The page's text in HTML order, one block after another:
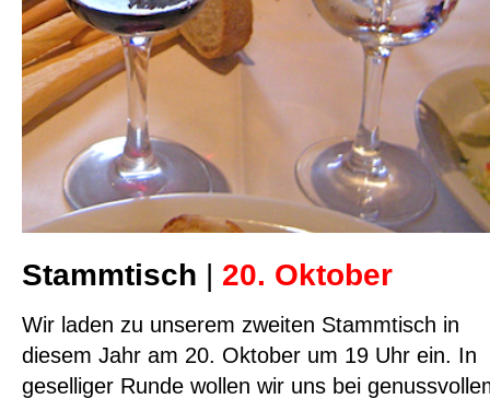
Stammtisch | 20. Oktober
Wir laden zu unserem zweiten Stammtisch in
diesem Jahr am 20. Oktober um 19 Uhr ein. In
geselliger Runde wollen wir uns bei